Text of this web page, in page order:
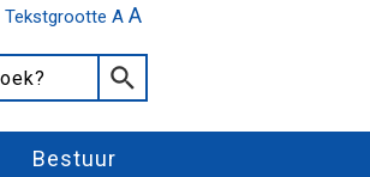
Tekstgrootte A A
Bestuur